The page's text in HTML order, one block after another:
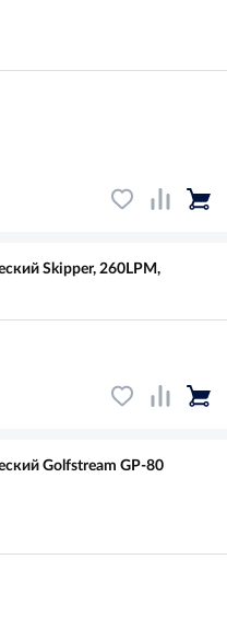
Skipper, 260LPM,
Golfstream GP-80